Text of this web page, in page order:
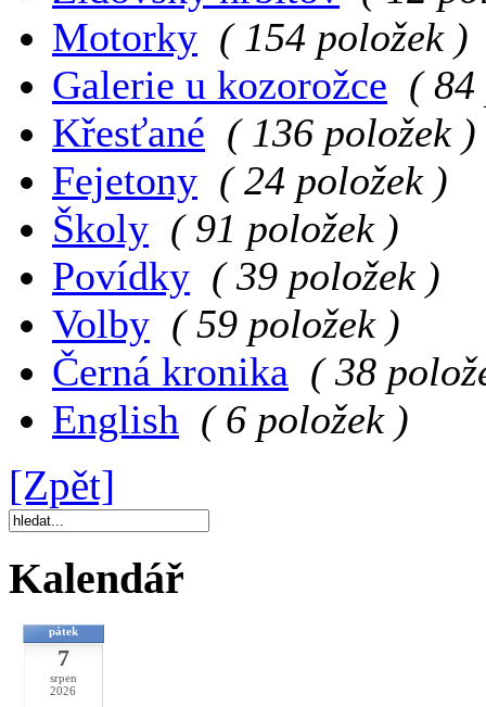
Motorky ( 154 položek )
Galerie u kozorožce ( 84
Křesťané ( 136 položek )
Fejetony ( 24 položek )
Školy ( 91 položek )
Povídky ( 39 položek )
Volby ( 59 položek )
Černá kronika ( 38
English ( 6 položek )
[Zpět]
Kalendář
pátek
7
srpen
2026